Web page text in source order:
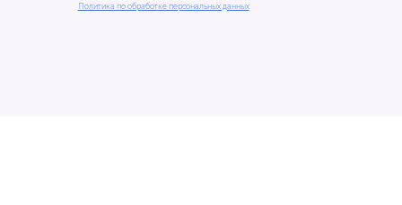
Политика по обработке персональных данных